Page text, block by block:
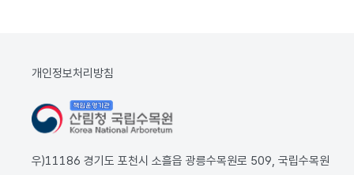
개인정보처리방침
우)11186 경기도 포천시 소흘읍 광릉수목원로 509, 국립수목원